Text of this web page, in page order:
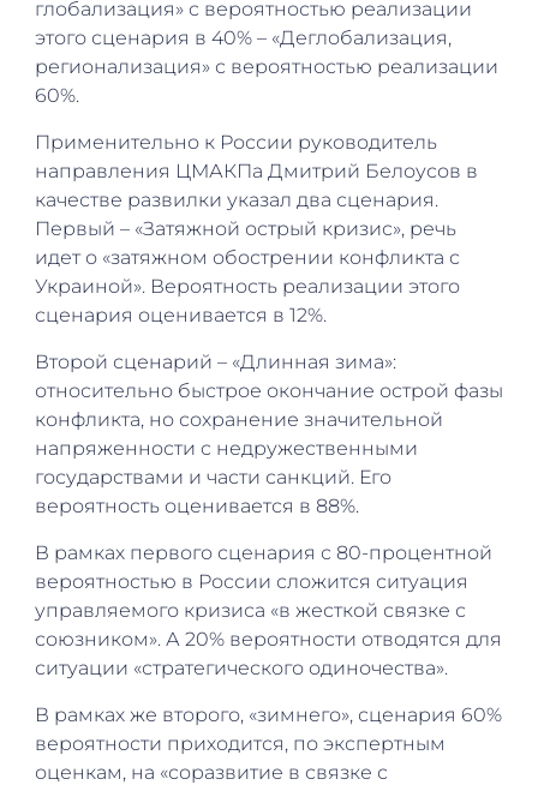
глобализация» с вероятностью реализации
этого сценария в 40% – «Деглобализация,
регионализация» с вероятностью реализации
60%.
Применительно к России руководитель
направления ЦМАКПа Дмитрий Белоусов в
качестве развилки указал два сценария.
Первый – «Затяжной острый кризис», речь
идет о «затяжном обострении конфликта с
Украиной». Вероятность реализации этого
сценария оценивается в 12%.
Второй сценарий – «Длинная зима»:
относительно быстрое окончание острой фазы
конфликта, но сохранение значительной
напряженности с недружественными
государствами и части санкций. Его
вероятность оценивается в 88%.
В рамках первого сценария с 80-процентной
вероятностью в России сложится ситуация
управляемого кризиса «в жесткой связке с
союзником». А 20% вероятности отводятся для
ситуации «стратегического одиночества».
В рамках же второго, «зимнего», сценария 60%
вероятности приходится, по экспертным
оценкам, на «соразвитие в связке с